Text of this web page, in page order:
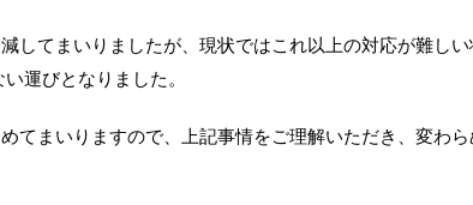
してまいりましたが、現状ではこれ以上の対応が難し
運びとなりました。
てまいりますので、上記事情をご理解いただき、変わら